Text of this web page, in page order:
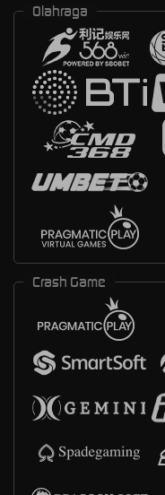
Olahraga
Crash Game